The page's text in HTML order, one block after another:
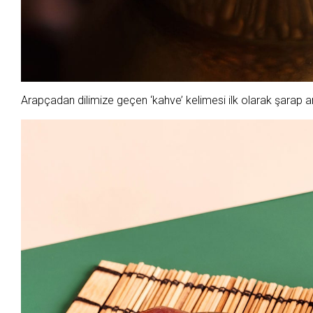
Arapçadan dilimize geçen ‘kahve’ kelimesi ilk olarak şarap